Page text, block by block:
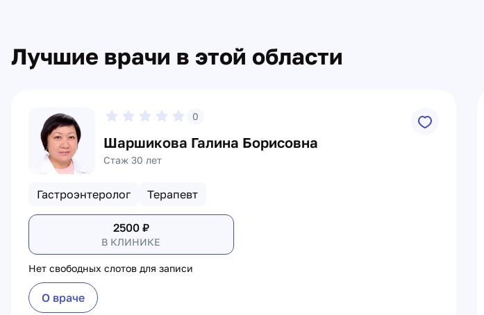
Лучшие врачи в этой области
0
Шаршикова Галина Борисовна
Стаж 30 лет
Гастроэнтеролог Терапевт
2500₽
В КЛИНИКЕ
Нет свободных слотов для записи
О враче